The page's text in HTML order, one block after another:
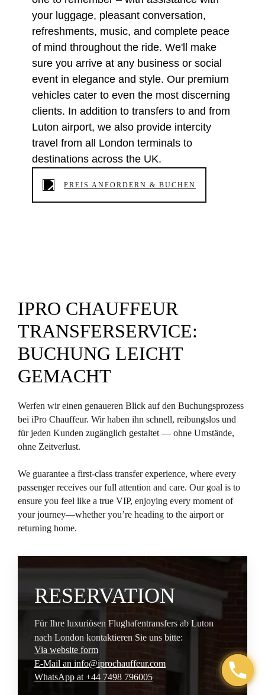
your luggage, pleasant conversation,
refreshments, music, and complete peace
of mind throughout the ride. We'll make
sure you arrive at any business or social
event in elegance and style. Our premium
vehicles cater to even the most discerning
clients. In addition to transfers to and from
Luton airport, we also provide intercity
travel from all London terminals to
destinations across the UK.
PREIS ANFORDERN & BUCHEN
IPRO CHAUFFEUR
TRANSFERSERVICE:
BUCHUNG LEICHT
GEMACHT
Werfen wir einen genaueren Blick auf den Buchungsprozess
bei iPro Chauffeur. Wir haben ihn schnell, reibungslos und
für jeden Kunden zugänglich gestaltet — ohne Umstände,
ohne Zeitverlust.
We guarantee a first-class transfer experience, where every
passenger receives our full attention and care. Our goal is to
ensure you feel like a true VIP, enjoying every moment of
your journey—whether you’re heading to the airport or
returning home.​
RESERVATION
Für Ihre luxuriösen Flughafentransfers ab Luton
nach London kontaktieren Sie uns bitte:
Via website form
E-Mail an info@iprochauffeur.com
WhatsApp at +44 7498 796005
Open